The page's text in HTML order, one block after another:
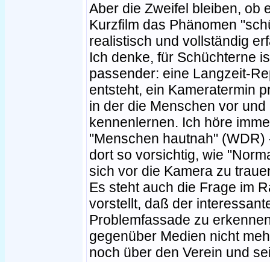
Aber die Zweifel bleiben, ob
Kurzfilm das Phänomen
realistisch und vollständig
Ich denke, für Schüchterne
passender: eine Langzeit-
entsteht, ein Kameratermin
in der die Menschen vor
kennenlernen. Ich höre
"Menschen hautnah"
dort so vorsichtig, wie
sich vor die Kamera zu
Es steht auch die Frage im
vorstellt, daß der
Problemfassade zu
gegenüber Medien nicht
noch über den Verein und